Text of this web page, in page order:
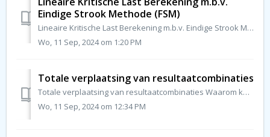
Eindige Strook Methode (FSM)
Lineaire Kritische Last Berekening m.b.v. Eindige Strook Methode (FSM) Om de invloed van lokale stabiliteitsfenomenen van slanke constructieve component...
Wo, 11 Sep, 2024 om 1:20 PM
Totale verplaatsing van resultaatcombinaties
Totale verplaatsing van resultaatcombinaties Waarom komen de min/max waarden van de totale verplaatsing niet overeen met de vervormingen bij het werken ...
Wo, 11 Sep, 2024 om 12:34 PM